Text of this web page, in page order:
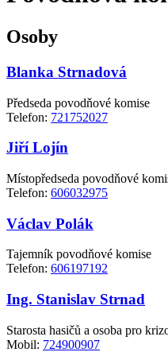
Osoby
Blanka Strnadová
Předseda povodňové komise
Telefon: 721752027
Jiří Lojín
Místopředseda povodňové
Telefon: 606032975
Václav Polák
Tajemník povodňové komise
Telefon: 606197192
Ing. Stanislav Strnad
Starosta hasičů a osoba pro
Mobil: 724900907